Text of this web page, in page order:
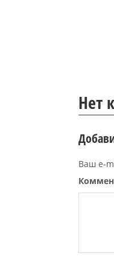
Нет
Ваш e-